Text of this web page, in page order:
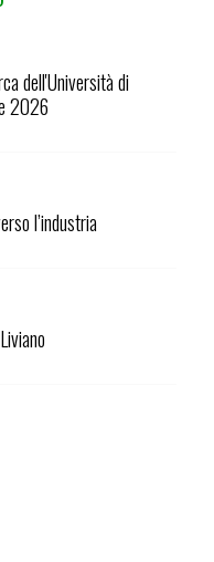
dell'Università di
2026
l’industria